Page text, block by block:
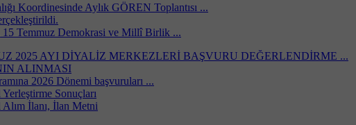
Koordinesinde Aylık GÖREN Toplantısı ...
Temmuz Demokrasi ve Millî Birlik ...
2025 AYI DİYALİZ MERKEZLERİ BAŞVURU DEĞERLENDİRME ...
ALINMASI
2026 Dönemi başvuruları ...
Sonuçları
Alım İlanı, İlan Metni